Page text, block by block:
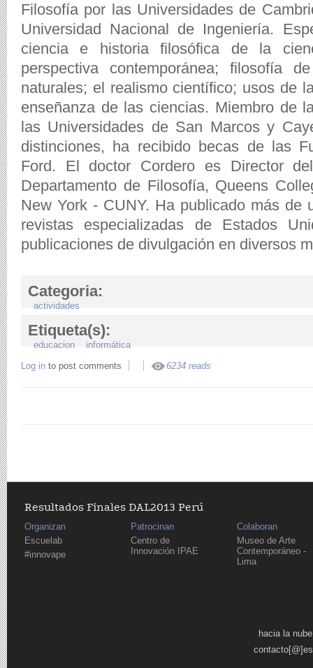
Filosofía por las Universidades de
Universidad Nacional de Ingeniería.
ciencia e historia filosófica de la
perspectiva contemporánea; filosofía
naturales; el realismo científico; usos de
enseñanza de las ciencias. Miembro de
las Universidades de San Marcos y
distinciones, ha recibido becas de las
Ford. El doctor Cordero es Director
Departamento de Filosofía, Queens
New York - CUNY. Ha publicado más de
revistas especializadas de Estados
publicaciones de divulgación en diversos
Categoria:
actividades
Etiqueta(s):
educacion
informática
Log in to post comments 6234 reads
Resultados Finales DAL2013 Perú
Organizan
Escuelab
#innovape
Patrocinan
Centro de
Innovación IPAE
Colaboran
Museo de Arte
Contemporáneo -
Lima
hacia la